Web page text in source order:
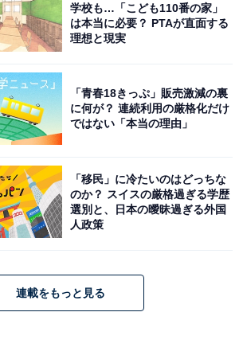
学校も…「こども110番の家」
は本当に必要？ PTAが直面する
理想と現実
「青春18きっぷ」販売激減の裏
に何が？ 連続利用の厳格化だけ
ではない「本当の理由」
「移民」に冷たいのはどっちな
のか？ スイスの厳格過ぎる学歴
選別と、日本の曖昧過ぎる外国
人政策
連載をもっと見る